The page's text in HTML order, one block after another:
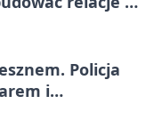
Policja
i